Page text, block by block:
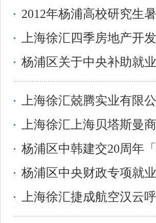
2012年杨浦高校研究生
上海徐汇四季房地产开
杨浦区关于中央补助就
上海徐汇兢腾实业有限
上海徐汇上海贝塔斯曼
杨浦区中韩建交20周年
杨浦区中央财政专项就
上海徐汇捷成航空汉云